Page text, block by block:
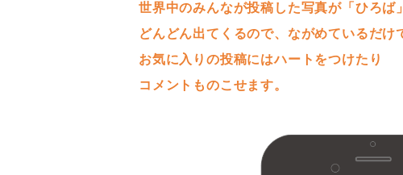
世界中のみんなが投稿した写真が「ひろば
どんどん出てくるので、ながめているだけ
お気に入りの投稿にはハートをつけたり
コメントものこせます。